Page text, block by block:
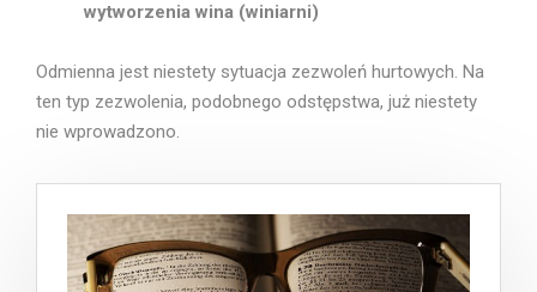
wytworzenia wina (winiarni)
Odmienna jest niestety sytuacja zezwoleń hurtowych. Na
ten typ zezwolenia, podobnego odstępstwa, już niestety
nie wprowadzono.